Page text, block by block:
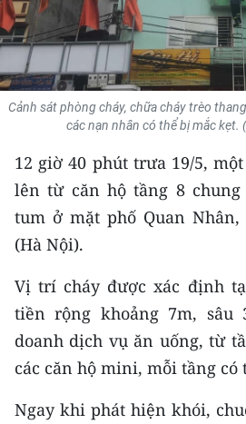
KHOA HỌC - CÔNG NGHỆ
MÔI TRƯỜNG
BẠN ĐỌC
TRI THỨC CHUYÊN SÂU
54 DÂN TỘC VIỆT NAM
CHƯƠNG TRÌNH OCOP - MỖI XÃ
MỘT SẢN PHẨM
MEDIA CENTER
Cảnh sát phòng cháy, chữa cháy trèo
các nạn nhân có thể bị mắc kẹt.
12 giờ 40 phút trưa 19/5,
lên từ căn hộ tầng 8
tum ở mặt phố Quan Nhân,
(Hà Nội).
Vị trí cháy được xác định
tiền rộng khoảng 7m, sâu
doanh dịch vụ ăn uống, từ
các căn hộ mini, mỗi tầng có
Ngay khi phát hiện khói,